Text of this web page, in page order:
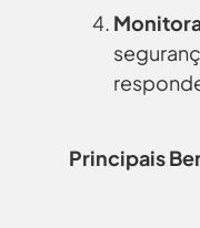
Principais